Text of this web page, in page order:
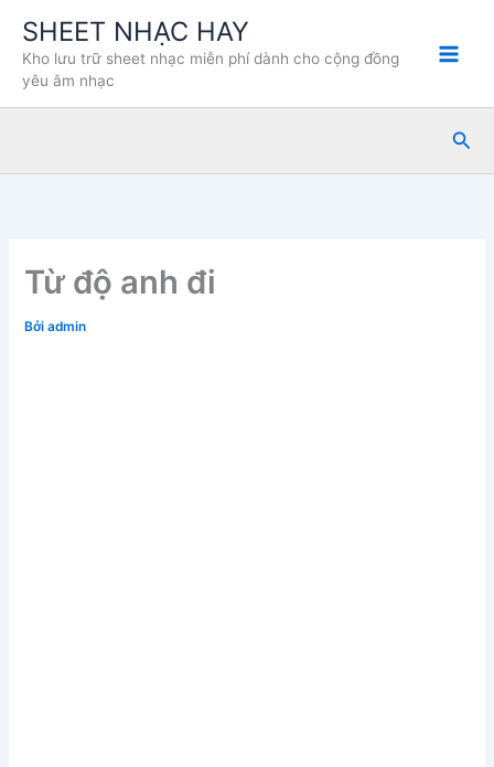
dung
SHEET NHẠC HAY
Kho lưu trữ sheet nhạc miễn phí dành cho cộng đồng
yêu âm nhạc
Tìm
Từ độ anh đi
Bởiadmin